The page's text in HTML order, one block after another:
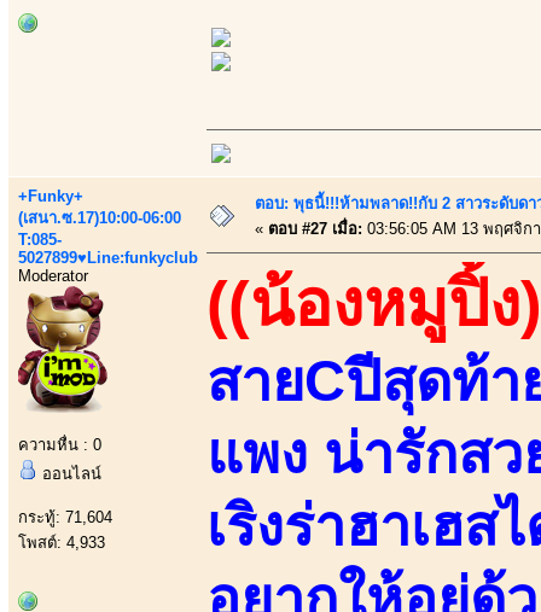
+Funky+
(เสนา.ซ.17)10:00-06:00
T:085-
5027899♥Line:funkyclub
Moderator
ความหื่น : 0
ออนไลน์
กระทู้: 71,604
โพสต์: 4,933
ตอบ: พุธนี้!!!ห้ามพลาด!!กับ 2 สาวระดับดา
« ตอบ #27 เมื่อ: 03:56:05 AM 13 พฤศจิก
((น้องหมูปิ้ง
สายCปีสุดท้า
แพง น่ารักสว
เริงร่าฮาเฮ
อยากให้อยู่ด้